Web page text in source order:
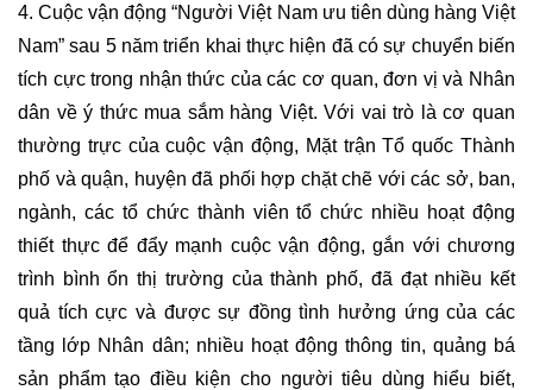
4. Cuộc vận động “Người Việt Nam ưu tiên dùng hàng Việt
Nam” sau 5 năm triển khai thực hiện đã có sự chuyển biến
tích cực trong nhận thức của các cơ quan, đơn vị và Nhân
dân về ý thức mua sắm hàng Việt. Với vai trò là cơ quan
thường trực của cuộc vận động, Mặt trận Tổ quốc Thành
phố và quận, huyện đã phối hợp chặt chẽ với các sở, ban,
ngành, các tổ chức thành viên tổ chức nhiều hoạt động
thiết thực để đẩy mạnh cuộc vận động, gắn với chương
trình bình ổn thị trường của thành phố, đã đạt nhiều kết
quả tích cực và được sự đồng tình hưởng ứng của các
tầng lớp Nhân dân; nhiều hoạt động thông tin, quảng bá
sản phẩm tạo điều kiện cho người tiêu dùng hiểu biết,